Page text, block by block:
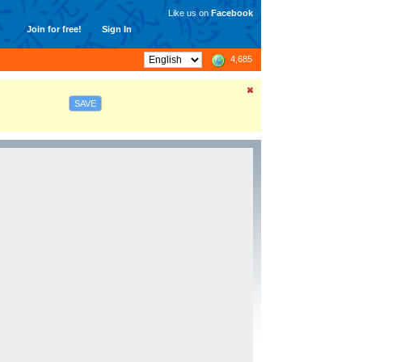
Join for free! Sign In
Like us on Facebook
4,685
SAVE